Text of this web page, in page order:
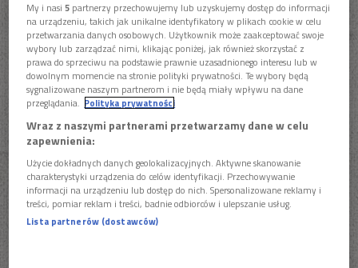
ostatnia aktualizacja:
31.05.2019 11:40
Konkurs Muzyki Folkowej – przesłuchania
konkursowe
My i nasi5 partnerzy przechowujemy lub uzyskujemy dostęp do informacji
na urządzeniu, takich jak unikalne identyfikatory w plikach cookie w celu
przetwarzania danych osobowych. Użytkownik może zaakceptować swoje
wybory lub zarządzać nimi, klikając poniżej, jak również skorzystać z
prawa do sprzeciwu na podstawie prawnie uzasadnionego interesu lub w
dowolnym momencie na stronie polityki prywatności. Te wybory będą
sygnalizowane naszym partnerom i nie będą miały wpływu na dane
przeglądania. Polityka prywatności
Wraz z naszymi partnerami przetwarzamy dane w celu
zapewnienia:
Użycie dokładnych danych geolokalizacyjnych. Aktywne skanowanie
charakterystyki urządzenia do celów identyfikacji. Przechowywanie
informacji na urządzeniu lub dostęp do nich. Spersonalizowane reklamy i
treści, pomiar reklam i treści, badnie odbiorców i ulepszanie usług.
Lista partnerów (dostawców)